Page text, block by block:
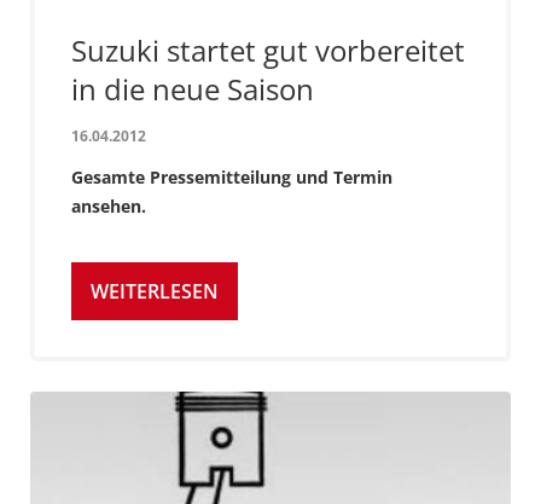
Suzuki startet gut vorbereitet
in die neue Saison
16.04.2012
Gesamte Pressemitteilung und Termin
ansehen.
WEITERLESEN